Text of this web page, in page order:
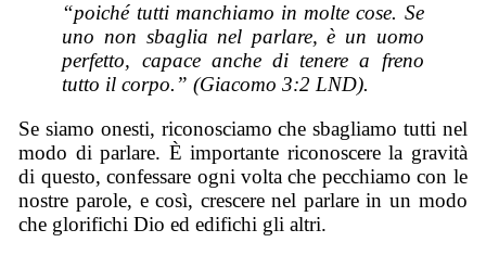
“poiché tutti manchiamo in molte cose. Se
uno non sbaglia nel parlare, è un uomo
perfetto, capace anche di tenere a freno
tutto il corpo.” (Giacomo 3:2 LND).
Se siamo onesti, riconosciamo che sbagliamo tutti nel
modo di parlare. È importante riconoscere la gravità
di questo, confessare ogni volta che pecchiamo con le
nostre parole, e così, crescere nel parlare in un modo
che glorifichi Dio ed edifichi gli altri.